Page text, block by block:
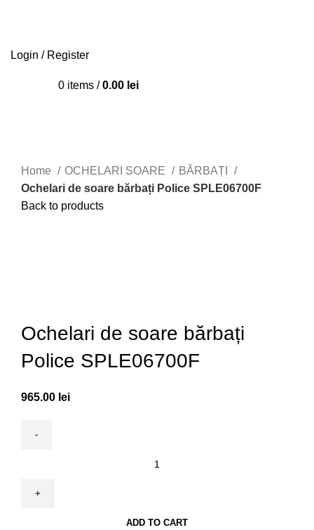
Login / Register
0 items / 0.00 lei
Home OCHELARI SOARE
BĂRBAȚI
Ochelari de soare bărbați Police SPLE06700F
Back to products
Ochelari de soare bărbați
Police SPLE06700F
965.00 lei
soare
ADD TO CART